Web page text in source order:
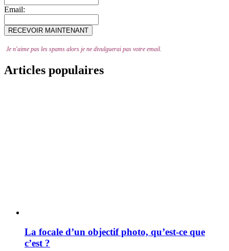
Email:
Je n'aime pas les spams alors je ne divulguerai pas votre email.
Articles populaires
La focale d’un objectif photo, qu’est-ce que
c’est ?